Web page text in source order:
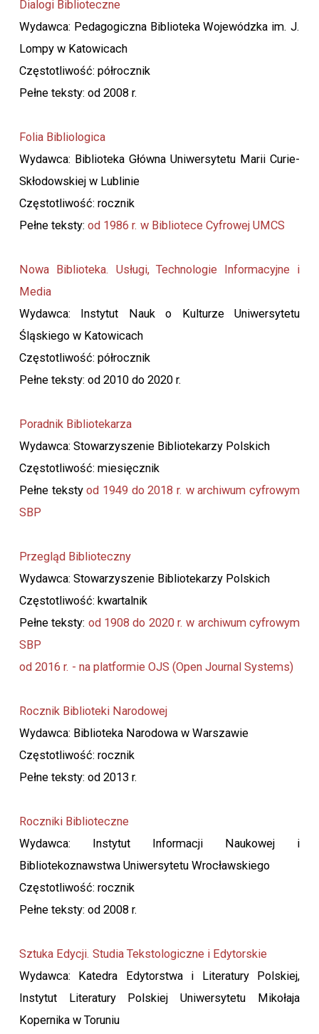
Dialogi Biblioteczne
Wydawca: Pedagogiczna Biblioteka Wojewódzka im. J.
Lompy w Katowicach
Częstotliwość: półrocznik
Pełne teksty: od 2008 r.
Folia Bibliologica
Wydawca: Biblioteka Główna Uniwersytetu Marii Curie-
Skłodowskiej w Lublinie
Częstotliwość: rocznik
Pełne teksty: od 1986 r. w Bibliotece Cyfrowej UMCS
Nowa Biblioteka. Usługi, Technologie Informacyjne i
Media
Wydawca: Instytut Nauk o Kulturze Uniwersytetu
Śląskiego w Katowicach
Częstotliwość: półrocznik
Pełne teksty: od 2010 do 2020 r.
Poradnik Bibliotekarza
Wydawca: Stowarzyszenie Bibliotekarzy Polskich
Częstotliwość: miesięcznik
Pełne tekstyod 1949 do 2018 r. w archiwum cyfrowym
SBP
Przegląd Biblioteczny
Wydawca: Stowarzyszenie Bibliotekarzy Polskich
Częstotliwość: kwartalnik
Pełne teksty: od 1908 do 2020 r. w archiwum cyfrowym
SBP
od 2016 r. - na platformie OJS (Open Journal Systems)
Rocznik Biblioteki Narodowej
Wydawca: Biblioteka Narodowa w Warszawie
Częstotliwość: rocznik
Pełne teksty: od 2013 r.
Roczniki Biblioteczne
Wydawca: Instytut Informacji Naukowej i
Bibliotekoznawstwa Uniwersytetu Wrocławskiego
Częstotliwość: rocznik
Pełne teksty: od 2008 r.
Sztuka Edycji. Studia Tekstologiczne i Edytorskie
Wydawca: Katedra Edytorstwa i Literatury Polskiej,
Instytut Literatury Polskiej Uniwersytetu Mikołaja
Kopernika w Toruniu